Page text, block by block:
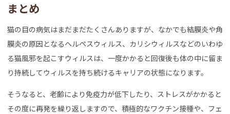
まとめ
猫の目の病気はまだまだたくさんありますが、なかでも結膜炎や角
膜炎の原因となるヘルペスウィルス、カリシウィルスなどのいわゆ
る猫風邪を起こすウィルスは、一度かかると回復後も体の中に留ま
り持続してウィルスを持ち続けるキャリアの状態になります。
そうなると、老齢により免疫力が低下したり、ストレスがかかると
その度に再発を繰り返しますので、積極的なワクチン接種や、フェ